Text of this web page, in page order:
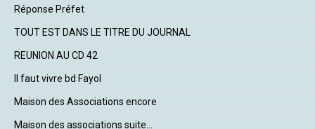
Réponse Préfet
TOUT EST DANS LE TITRE DU JOURNAL
REUNION AU CD 42
Il faut vivre bd Fayol
Maison des Associations encore
Maison des associations suite...